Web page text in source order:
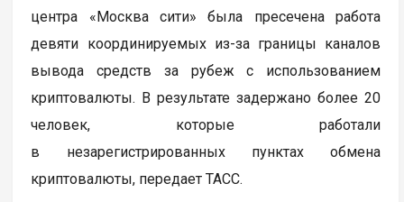
центра «Москва сити» была пресечена работа
девяти координируемых из-за границы каналов
вывода средств за рубеж с использованием
криптовалюты. В результате задержано более 20
человек, которые работали
в незарегистрированных пунктах обмена
криптовалюты, передает ТАСС.